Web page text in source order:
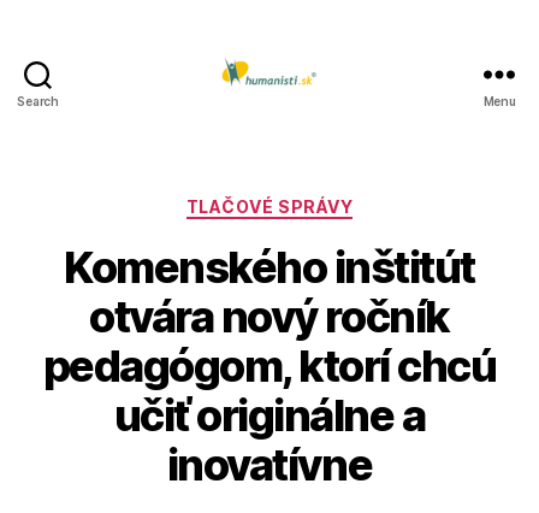
Search Menu
Kategórie
TLAČOVÉ SPRÁVY
Komenského inštitút
otvára nový ročník
pedagógom, ktorí chcú
učiť originálne a
inovatívne